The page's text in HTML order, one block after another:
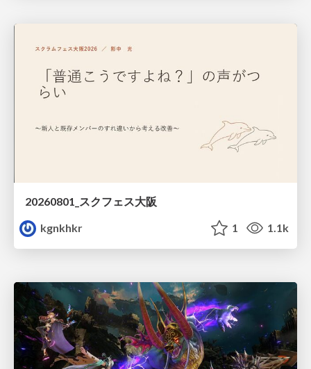
20260801_スクフェス大阪
kgnkhkr
1 1.1k